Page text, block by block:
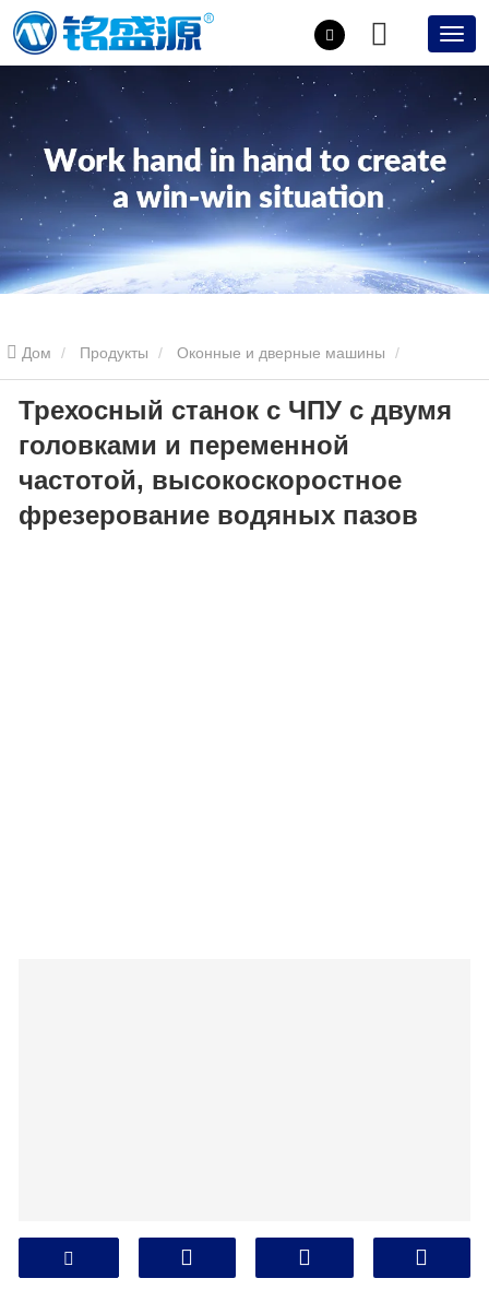
Дом Продукты Оконные и дверные машины
Трехосный станок с ЧПУ с двумя головками и переменной
частотой, высокоскоростное фрезерование водяных пазов
Трехосный станок с ЧПУ с двумя
головками и переменной
частотой, высокоскоростное
фрезерование водяных пазов